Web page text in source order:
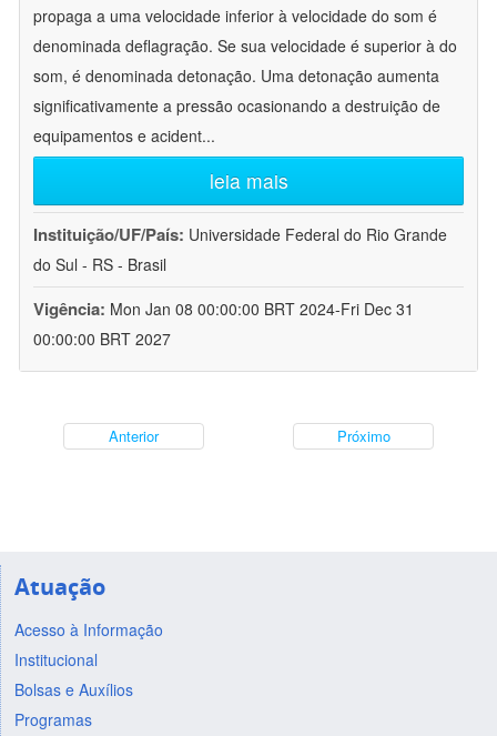
propaga a uma velocidade inferior à velocidade do som é
denominada deflagração. Se sua velocidade é superior à do
som, é denominada detonação. Uma detonação aumenta
significativamente a pressão ocasionando a destruição de
equipamentos e acident...
leia mais
Instituição/UF/País: Universidade Federal do Rio Grande
do Sul - RS - Brasil
Vigência: Mon Jan 08 00:00:00 BRT 2024-Fri Dec 31
00:00:00 BRT 2027
Anterior Próximo
Atuação
Acesso à Informação
Institucional
Bolsas e Auxílios
Programas